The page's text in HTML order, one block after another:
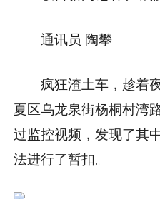
通讯员 陶攀
疯狂渣土车，趁着
夏区乌龙泉街杨桐村湾
过监控视频，发现了其
法进行了暂扣。